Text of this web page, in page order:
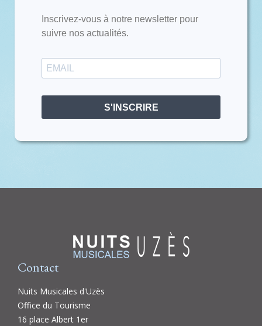
Inscrivez-vous à notre newsletter pour
suivre nos actualités.
S'INSCRIRE
Contact
Nuits Musicales d'Uzès
Office du Tourisme
16 place Albert 1er